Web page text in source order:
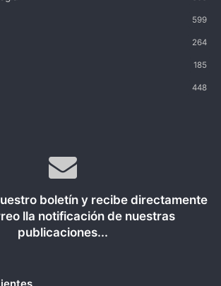
599
264
185
448
boletín y recibe directamente
lla notificación de nuestras
publicaciones...